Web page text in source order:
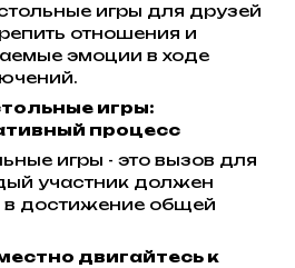
игры для друзей
отношения и
эмоции в ходе
игры:
процесс
игры - это вызов для
участник должен
в достижение общей
двигайтесь к